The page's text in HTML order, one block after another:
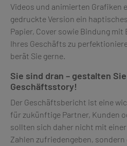
Videos und animierten Grafiken
gedruckte Version ein
Papier, Cover sowie Bindung
Ihres Geschäfts zu
berät Sie gerne.
Sie sind dran – gestalten
Geschäftsstory!
Der Geschäftsbericht ist eine
für zukünftige Partner, Kunden
sollten sich daher nicht mit
Zahlen zufriedengeben, sondern